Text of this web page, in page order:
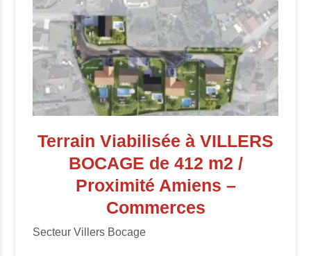
Terrain Viabilisée à VILLERS
BOCAGE de 412 m2 /
Proximité Amiens –
Commerces
Secteur Villers Bocage